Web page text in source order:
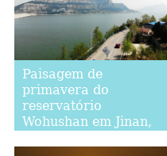
Paisagem de
primavera do
reservatório
Wohushan em Jinan,